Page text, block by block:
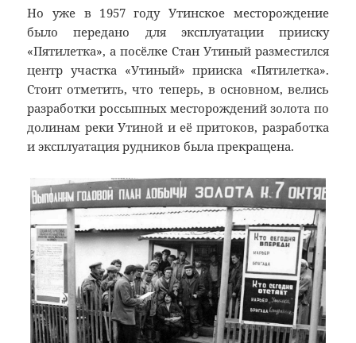
Но уже в 1957 году Утинское месторождение
было передано для эксплуатации прииску
«Пятилетка», а посёлке Стан Утиный разместился
центр участка «Утиный» прииска «Пятилетка».
Стоит отметить, что теперь, в основном, велись
разработки россыпных месторождений золота по
долинам реки Утиной и её притоков, разработка
и эксплуатация рудников была прекращена.